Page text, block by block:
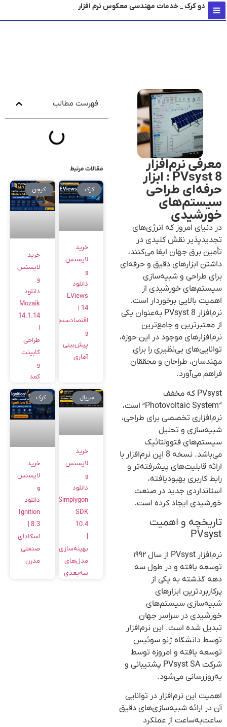
دو کرک _ خدمات مهندسی معکوس نرم افزار
معرفی نرم‌افزار
PVsyst 8 : ابزار
حرفه‌ای طراحی
سیستم‌های
خورشیدی
در دنیای امروز که انرژی‌های
تجدیدپذیر نقش کلیدی در
تأمین برق جهان ایفا می‌کنند،
داشتن ابزارهای دقیق و حرفه‌ای
برای طراحی و شبیه‌سازی
سیستم‌های خورشیدی از
اهمیت بالایی برخوردار است.
نرم‌افزار PVsyst 8 به‌عنوان یکی
از معتبرترین و جامع‌ترین
نرم‌افزارهای موجود در این حوزه،
توانایی‌های بی‌نظیری را برای
مهندسان، طراحان و محققان
فراهم می‌آورد.
PVsyst که مخفف
“Photovoltaic System” است،
نرم‌افزاری تخصصی برای طراحی،
شبیه‌سازی و تحلیل
سیستم‌های فتوولتائیک
می‌باشد. نسخه 8 این نرم‌افزار با
ارائه قابلیت‌های پیشرفته‌تر و
رابط کاربری بهبودیافته،
استانداردی جدید در صنعت
خورشیدی ایجاد کرده است.
تاریخچه و اهمیت
PVsyst
نرم‌افزار PVsyst از سال ۱۹۹۲
توسعه یافته و در طول سه
دهه گذشته به یکی از
پرکاربردترین ابزارهای
شبیه‌سازی سیستم‌های
خورشیدی در سراسر جهان
تبدیل شده است. این نرم‌افزار
توسط دانشگاه ژنو سوئیس
توسعه یافته و امروزه توسط
شرکت PVsyst SA پشتیبانی و
به‌روزرسانی می‌شود.
اهمیت این نرم‌افزار در توانایی
آن در ارائه شبیه‌سازی‌های دقیق
ساعت‌به‌ساعت از عملکرد
فهرست مطالب
مقالات مرتبط
کرک
خرید
لایسنس
و
دانلود
EViews
اقتصادسنجی
و
پیش‌بینی
آماری
کیجن
خرید
لایسنس
و
دانلود
Mozaik
14.1.14
طراحی
کابینت
و
کمد
سریال
خرید
لایسنس
و
دانلود
Simplygon
SDK
10.4
بهینه‌سازی
مدل‌های
سه‌بعدی
کرک
خرید
لایسنس
و
دانلود
Ignition
اسکادای
صنعتی
مدرن